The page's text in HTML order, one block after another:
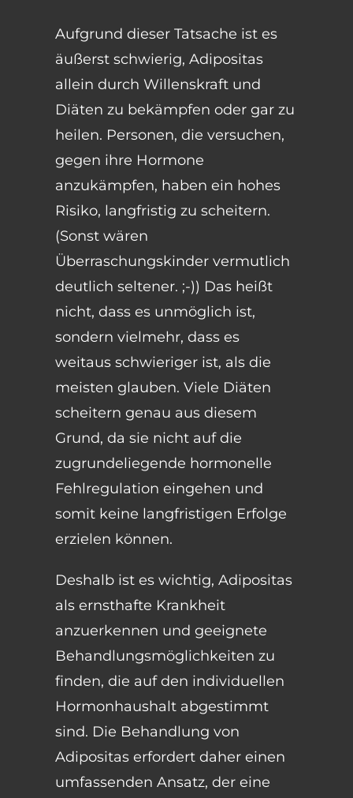
Aufgrund dieser Tatsache ist es
äußerst schwierig, Adipositas
allein durch Willenskraft und
Diäten zu bekämpfen oder gar zu
heilen. Personen, die versuchen,
gegen ihre Hormone
anzukämpfen, haben ein hohes
Risiko, langfristig zu scheitern.
(Sonst wären
Überraschungskinder vermutlich
deutlich seltener. ;-)) Das heißt
nicht, dass es unmöglich ist,
sondern vielmehr, dass es
weitaus schwieriger ist, als die
meisten glauben. Viele Diäten
scheitern genau aus diesem
Grund, da sie nicht auf die
zugrundeliegende hormonelle
Fehlregulation eingehen und
somit keine langfristigen Erfolge
erzielen können.
Deshalb ist es wichtig, Adipositas
als ernsthafte Krankheit
anzuerkennen und geeignete
Behandlungsmöglichkeiten zu
finden, die auf den individuellen
Hormonhaushalt abgestimmt
sind. Die Behandlung von
Adipositas erfordert daher einen
umfassenden Ansatz, der eine